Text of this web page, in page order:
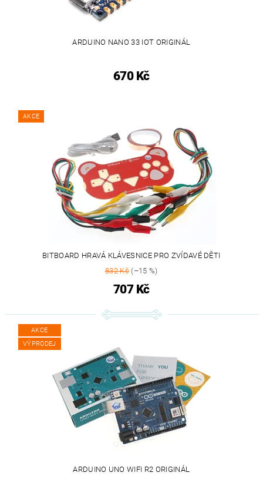
ARDUINO NANO 33 IOT ORIGINÁL
670 Kč
AKCE
BITBOARD HRAVÁ KLÁVESNICE PRO ZVÍDAVÉ DĚTI
832 Kč(–15 %)
707 Kč
AKCE
VÝPRODEJ
ARDUINO UNO WIFI R2 ORIGINÁL